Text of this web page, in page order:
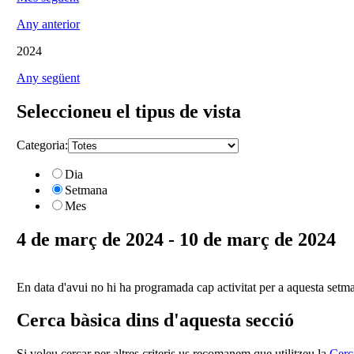
Any anterior
2024
Any següent
Seleccioneu el tipus de vista
Categoria:
Dia
Setmana
Mes
4 de març de 2024 - 10 de març de 2024
En data d'avui no hi ha programada cap activitat per a aquesta
Cerca bàsica dins d'aquesta secció